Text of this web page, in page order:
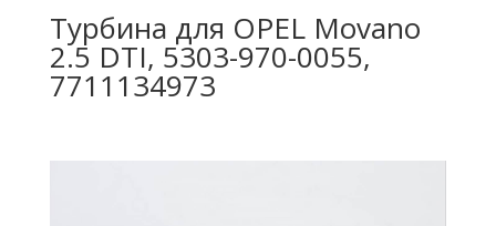
Турбина для OPEL Movano
2.5 DTI, 5303-970-0055,
7711134973